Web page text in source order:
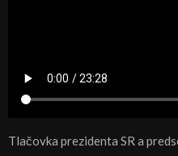
Tlačovka prezidenta SR a